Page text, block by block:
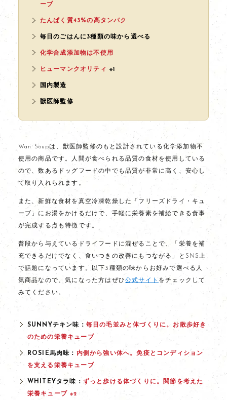
ーブ
たんぱく質43%の高タンパク
毎日のごはんに3種類の味から選べる
化学合成添加物は不使用
ヒューマンクオリティ ※1
国内製造
獣医師監修
Wan Soupは、獣医師監修のもと設計されている化学添加物不
使用の商品です。人間が食べられる品質の食材を使用している
ので、数あるドッグフードの中でも品質が非常に高く、安心し
て取り入れられます。
また、新鮮な食材を真空冷凍乾燥した「フリーズドライ・キュ
ーブ」にお湯をかけるだけで、手軽に栄養素を補給できる食事
が完成する点も特徴です。
普段から与えているドライフードに混ぜることで、「栄養を補
充できるだけでなく、食いつきの改善にもつながる」とSNS上
で話題になっています。以下3種類の味からお好みで選べる人
気商品なので、気になった方はぜひ公式サイト をチェックして
みてください。
SUNNYチキン味： 毎日の毛並みと体づくりに。お散歩好き
のための栄養キューブ
ROSIE馬肉味：
内側から強い体へ。免疫とコンディション
を支える栄養キューブ
WHITEYタラ味： ずっと歩ける体づくりに。関節を考えた
栄養キューブ※2